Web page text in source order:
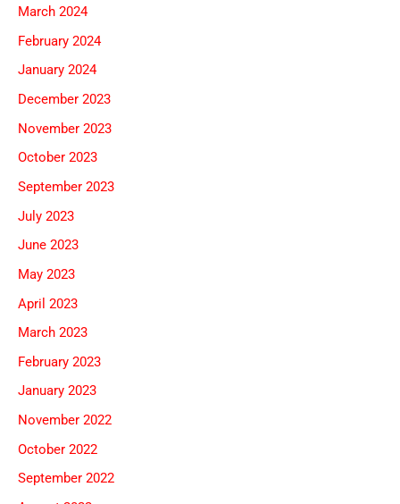
March 2024
February 2024
January 2024
December 2023
November 2023
October 2023
September 2023
July 2023
June 2023
May 2023
April 2023
March 2023
February 2023
January 2023
November 2022
October 2022
September 2022